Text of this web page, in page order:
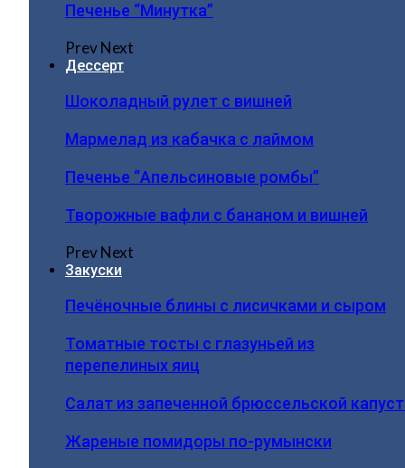
Печенье “Минутка”
PrevNext
Дессерт
Шоколадный рулет с вишней
Мармелад из кабачка с лаймом
Печенье “Апельсиновые ромбы”
Творожные вафли с бананом и вишней
PrevNext
Закуски
Печёночные блины с лисичками и сыром
Томатные тосты с глазуньей из
перепелиных яиц
Салат из запеченной брюссельской
Жареные помидоры по-румынски